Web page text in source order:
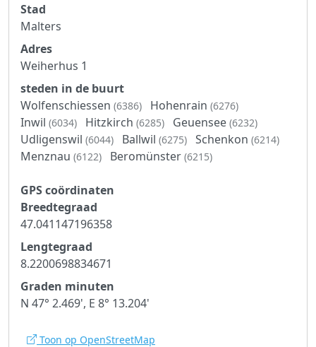
Stad
Malters
Adres
Weiherhus 1
steden in de buurt
Wolfenschiessen (6386) Hohenrain (6276)
Inwil (6034) Hitzkirch (6285) Geuensee (6232)
Udligenswil (6044) Ballwil (6275) Schenkon (6214)
Menznau (6122) Beromünster (6215)
GPS coördinaten
Breedtegraad
47.041147196358
Lengtegraad
8.2200698834671
Graden minuten
N 47° 2.469', E 8° 13.204'
Toon op OpenStreetMap